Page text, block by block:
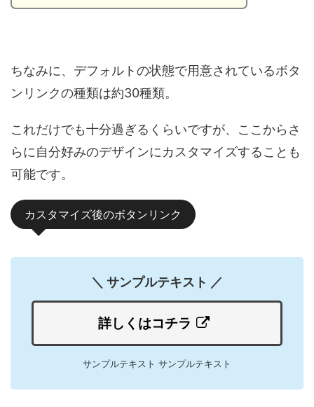
ちなみに、デフォルトの状態で用意されているボタ
ンリンクの種類は約30種類。
これだけでも十分過ぎるくらいですが、ここからさ
らに自分好みのデザインにカスタマイズすることも
可能です。
カスタマイズ後のボタンリンク
＼ サンプルテキスト ／
詳しくはコチラ
サンプルテキスト サンプルテキスト